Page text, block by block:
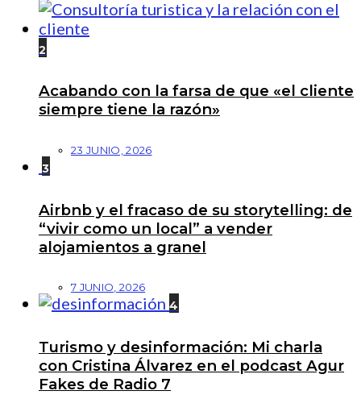
2
Acabando con la farsa de que «el cliente
siempre tiene la razón»
23 JUNIO, 2026
3
Airbnb y el fracaso de su storytelling: de
“vivir como un local” a vender
alojamientos a granel
7 JUNIO, 2026
4
Turismo y desinformación: Mi charla
con Cristina Álvarez en el podcast Agur
Fakes de Radio 7